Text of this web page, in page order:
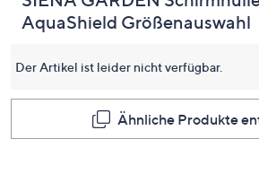
AquaShield Größenauswahl
Der Artikel ist leider nicht verfügbar.
Ähnliche Produkte